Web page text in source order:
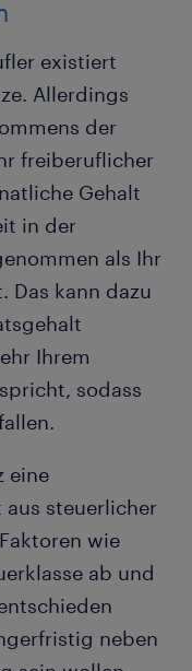
existiert
Allerdings
der
freiberuflicher
Gehalt
in der
als Ihr
Das kann dazu
Ihrem
sodass
eine
steuerlicher
wie
ab und
neben